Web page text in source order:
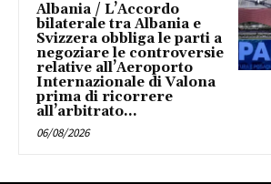
Albania / L’Accordo
bilaterale tra Albania e
Svizzera obbliga le parti a
negoziare le controversie
relative all’Aeroporto
Internazionale di Valona
prima di ricorrere
all’arbitrato...
06/08/2026